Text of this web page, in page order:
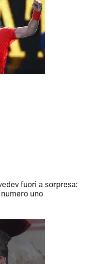
fuori a sorpresa:
uno